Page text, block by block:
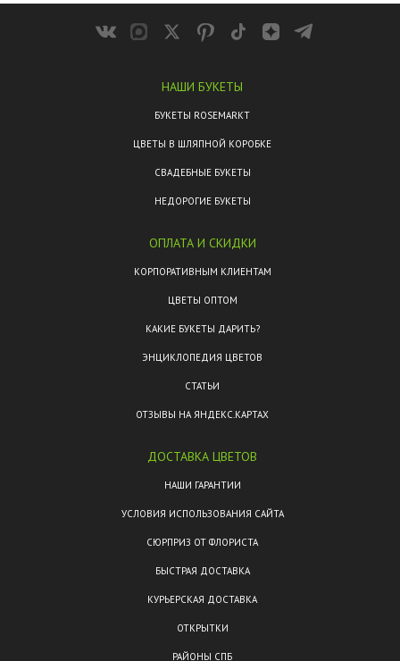
НАШИ БУКЕТЫ
БУКЕТЫ ROSEMARKT
ЦВЕТЫ В ШЛЯПНОЙ КОРОБКЕ
СВАДЕБНЫЕ БУКЕТЫ
НЕДОРОГИЕ БУКЕТЫ
ОПЛАТА И СКИДКИ
КОРПОРАТИВНЫМ КЛИЕНТАМ
ЦВЕТЫ ОПТОМ
КАКИЕ БУКЕТЫ ДАРИТЬ?
ЭНЦИКЛОПЕДИЯ ЦВЕТОВ
СТАТЬИ
ОТЗЫВЫ НА ЯНДЕКС.КАРТАХ
ДОСТАВКА ЦВЕТОВ
НАШИ ГАРАНТИИ
УСЛОВИЯ ИСПОЛЬЗОВАНИЯ САЙТА
СЮРПРИЗ ОТ ФЛОРИСТА
БЫСТРАЯ ДОСТАВКА
КУРЬЕРСКАЯ ДОСТАВКА
ОТКРЫТКИ
РАЙОНЫ СПБ